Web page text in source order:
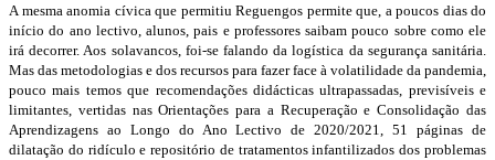
A mesma anomia cívica que permitiu Reguengos permite que, a poucos dias do
início do ano lectivo, alunos, pais e professores saibam pouco sobre como ele
irá decorrer. Aos solavancos, foi-se falando da logística da segurança sanitária.
Mas das metodologias e dos recursos para fazer face à volatilidade da pandemia,
pouco mais temos que recomendações didácticas ultrapassadas, previsíveis e
limitantes, vertidas nas Orientações para a Recuperação e Consolidação das
Aprendizagens ao Longo do Ano Lectivo de 2020/2021, 51 páginas de
dilatação do ridículo e repositório de tratamentos infantilizados dos problemas